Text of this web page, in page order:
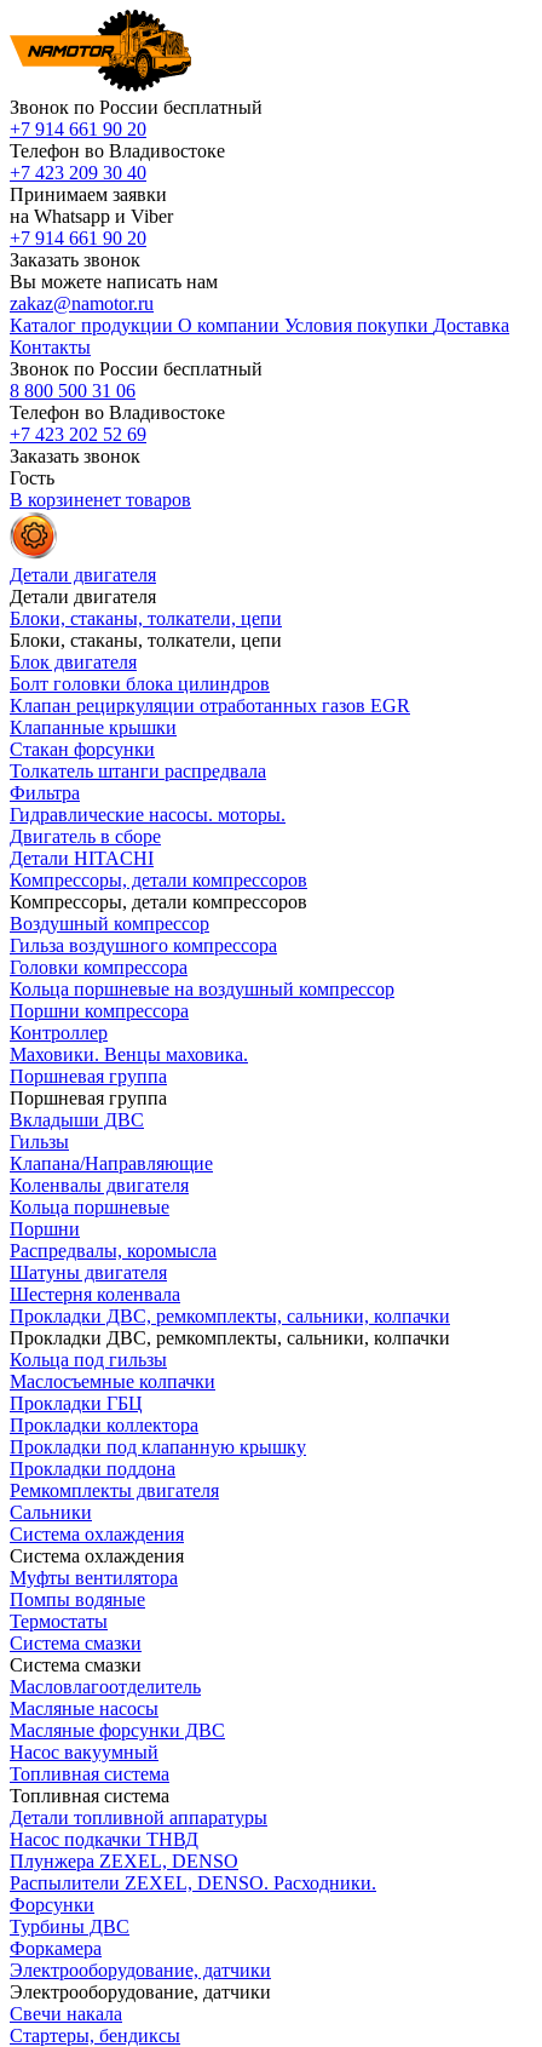
Звонок по России бесплатный
+7 914 661 90 20
Телефон во Владивостоке
+7 423 209 30 40
Принимаем заявки
на Whatsapp и Viber
+7 914 661 90 20
Заказать звонок
Вы можете написать нам
zakaz@namotor.ru
Каталог продукции О компании Условия покупки Доставка
Контакты
Звонок по России бесплатный
8 800 500 31 06
Телефон во Владивостоке
+7 423 202 52 69
Заказать звонок
Гость
В корзиненет товаров
Детали двигателя
Детали двигателя
Блоки, стаканы, толкатели, цепи
Блоки, стаканы, толкатели, цепи
Блок двигателя
Болт головки блока цилиндров
Клапан рециркуляции отработанных газов EGR
Клапанные крышки
Стакан форсунки
Толкатель штанги распредвала
Фильтра
Гидравлические насосы. моторы.
Двигатель в сборе
Детали HITACHI
Компрессоры, детали компрессоров
Компрессоры, детали компрессоров
Воздушный компрессор
Гильза воздушного компрессора
Головки компрессора
Кольца поршневые на воздушный компрессор
Поршни компрессора
Контроллер
Маховики. Венцы маховика.
Поршневая группа
Поршневая группа
Вкладыши ДВС
Гильзы
Клапана/Направляющие
Коленвалы двигателя
Кольца поршневые
Поршни
Распредвалы, коромысла
Шатуны двигателя
Шестерня коленвала
Прокладки ДВС, ремкомплекты, сальники, колпачки
Прокладки ДВС, ремкомплекты, сальники, колпачки
Кольца под гильзы
Маслосъемные колпачки
Прокладки ГБЦ
Прокладки коллектора
Прокладки под клапанную крышку
Прокладки поддона
Ремкомплекты двигателя
Сальники
Система охлаждения
Система охлаждения
Муфты вентилятора
Помпы водяные
Термостаты
Система смазки
Система смазки
Масловлагоотделитель
Масляные насосы
Масляные форсунки ДВС
Насос вакуумный
Топливная система
Топливная система
Детали топливной аппаратуры
Насос подкачки ТНВД
Плунжера ZEXEL, DENSO
Распылители ZEXEL, DENSO. Расходники.
Форсунки
Турбины ДВС
Форкамера
Электрооборудование, датчики
Электрооборудование, датчики
Свечи накала
Стартеры, бендиксы